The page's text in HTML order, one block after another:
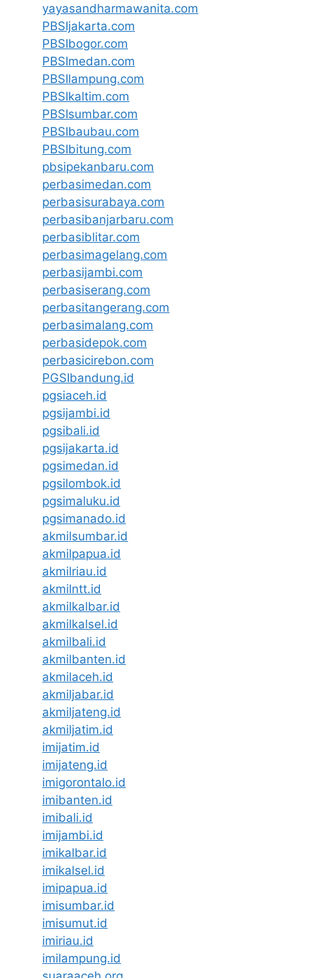
yayasandharmawanita.com
PBSIjakarta.com
PBSIbogor.com
PBSImedan.com
PBSIlampung.com
PBSIkaltim.com
PBSIsumbar.com
PBSIbaubau.com
PBSIbitung.com
pbsipekanbaru.com
perbasimedan.com
perbasisurabaya.com
perbasibanjarbaru.com
perbasiblitar.com
perbasimagelang.com
perbasijambi.com
perbasiserang.com
perbasitangerang.com
perbasimalang.com
perbasidepok.com
perbasicirebon.com
PGSIbandung.id
pgsiaceh.id
pgsijambi.id
pgsibali.id
pgsijakarta.id
pgsimedan.id
pgsilombok.id
pgsimaluku.id
pgsimanado.id
akmilsumbar.id
akmilpapua.id
akmilriau.id
akmilntt.id
akmilkalbar.id
akmilkalsel.id
akmilbali.id
akmilbanten.id
akmilaceh.id
akmiljabar.id
akmiljateng.id
akmiljatim.id
imijatim.id
imijateng.id
imigorontalo.id
imibanten.id
imibali.id
imijambi.id
imikalbar.id
imikalsel.id
imipapua.id
imisumbar.id
imisumut.id
imiriau.id
imilampung.id